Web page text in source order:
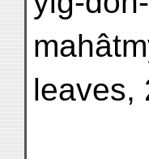
leaves,